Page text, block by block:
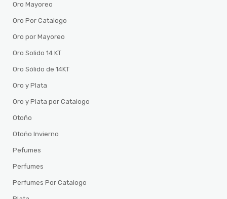
Oro Mayoreo
Oro Por Catalogo
Oro por Mayoreo
Oro Solido 14 KT
Oro Sólido de 14KT
Oro y Plata
Oro y Plata por Catalogo
Otoño
Otoño Invierno
Pefumes
Perfumes
Perfumes Por Catalogo